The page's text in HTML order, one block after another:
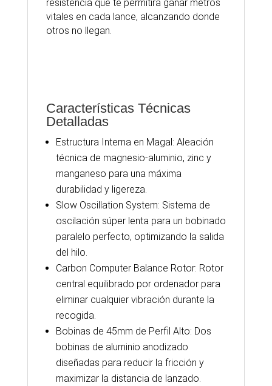
resistencia que te permitirá ganar metros
vitales en cada lance, alcanzando donde
otros no llegan.
Características Técnicas
Detalladas
Estructura Interna en Magal: Aleación
técnica de magnesio-aluminio, zinc y
manganeso para una máxima
durabilidad y ligereza.
Slow Oscillation System: Sistema de
oscilación súper lenta para un bobinado
paralelo perfecto, optimizando la salida
del hilo.
Carbon Computer Balance Rotor: Rotor
central equilibrado por ordenador para
eliminar cualquier vibración durante la
recogida.
Bobinas de 45mm de Perfil Alto: Dos
bobinas de aluminio anodizado
diseñadas para reducir la fricción y
maximizar la distancia de lanzado.